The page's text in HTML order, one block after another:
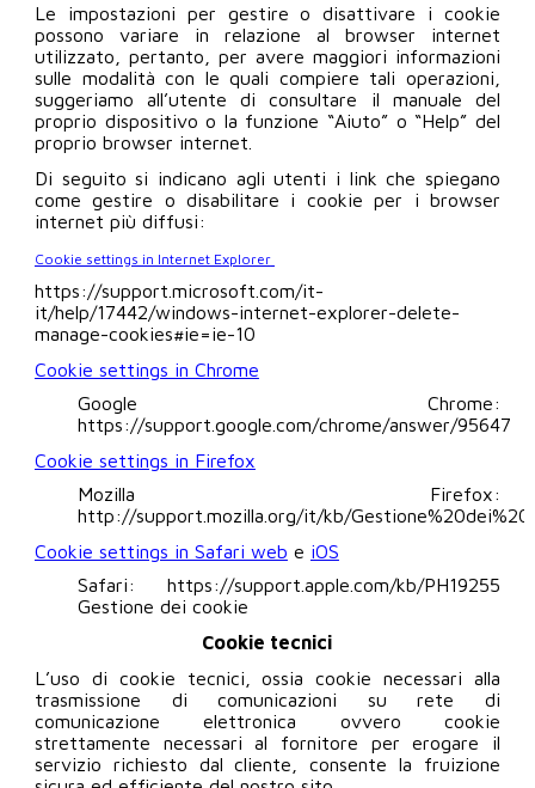
Le impostazioni per gestire o disattivare i cookie
possono variare in relazione al browser internet
utilizzato, pertanto, per avere maggiori informazioni
sulle modalità con le quali compiere tali operazioni,
suggeriamo all’utente di consultare il manuale del
proprio dispositivo o la funzione “Aiuto” o “Help” del
proprio browser internet.
Di seguito si indicano agli utenti i link che spiegano
come gestire o disabilitare i cookie per i browser
internet più diffusi:
Cookie settings in Internet Explorer
https://support.microsoft.com/it-
it/help/17442/windows-internet-explorer-delete-
manage-cookies#ie=ie-10
Cookie settings in Chrome
Google Chrome:
https://support.google.com/chrome/answer/95647
Cookie settings in Firefox
Mozilla Firefox:
http://support.mozilla.org/it/kb/
Cookie settings in Safari web e iOS
Safari: https://support.apple.com/kb/PH19255
Gestione dei cookie
Cookie tecnici
L’uso di cookie tecnici, ossia cookie necessari alla
trasmissione di comunicazioni su rete di
comunicazione elettronica ovvero cookie
strettamente necessari al fornitore per erogare il
servizio richiesto dal cliente, consente la fruizione